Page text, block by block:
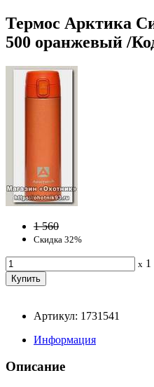
Термос Арктика
500 оранжевый /
1 560
Скидка 32%
x 1
Артикул: 1731541
Информация
Описание